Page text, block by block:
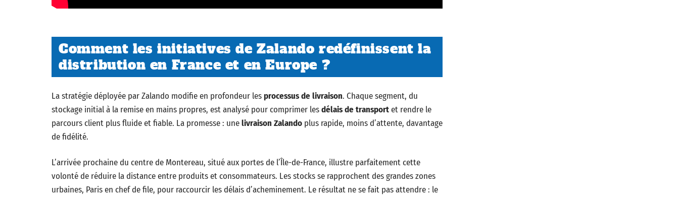
Comment les initiatives de Zalando redéfinissent la
distribution en France et en Europe ?
La stratégie déployée par Zalando modifie en profondeur lesprocessus de livraison. Chaque segment, du
stockage initial à la remise en mains propres, est analysé pour comprimer lesdélais de transportet rendre le
parcours client plus fluide et fiable. La promesse : unelivraison Zalando plus rapide, moins d’attente, davantage
de fidélité.
L’arrivée prochaine du centre de Montereau, situé aux portes de l’Île-de-France, illustre parfaitement cette
volonté de réduire la distance entre produits et consommateurs. Les stocks se rapprochent des grandes zones
urbaines, Paris en chef de file, pour raccourcir les délais d’acheminement. Le résultat ne se fait pas attendre : le